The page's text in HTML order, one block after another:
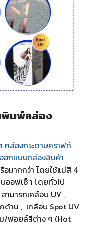
พิมพ์กล่อง
กล่องกระดาษคราฟท์
ออกแบบกล่องสินค้า
มากกว่า โดยใช้แม่สี 4
ออฟเซ็ท โดยทั่วไป
มารถเคลือบ UV ,
ด้าน , เคลือบ Spot UV
/ฟอยล์สีต่าง ๆ (Hot